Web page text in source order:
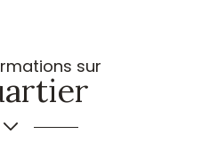
sur